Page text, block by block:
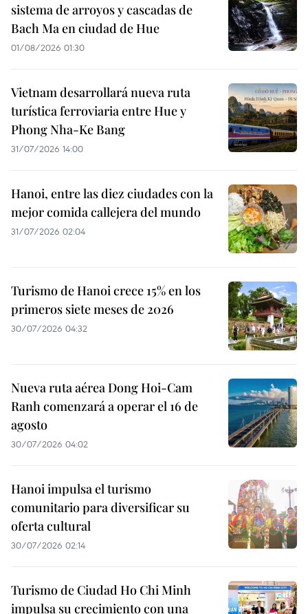
sistema de arroyos y cascadas de
Bach Ma en ciudad de Hue
01/08/2026 01:30
Vietnam desarrollará nueva ruta
turística ferroviaria entre Hue y
Phong Nha-Ke Bang
31/07/2026 14:00
Hanoi, entre las diez ciudades con la
mejor comida callejera del mundo
31/07/2026 02:04
Turismo de Hanoi crece 15% en los
primeros siete meses de 2026
30/07/2026 04:32
Nueva ruta aérea Dong Hoi-Cam
Ranh comenzará a operar el 16 de
agosto
30/07/2026 04:02
Hanoi impulsa el turismo
comunitario para diversificar su
oferta cultural
30/07/2026 02:14
Turismo de Ciudad Ho Chi Minh
impulsa su crecimiento con una